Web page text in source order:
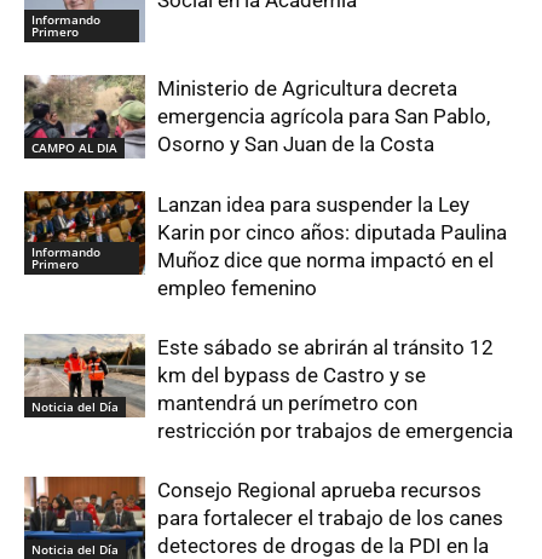
Informando
Primero
CAMPO AL DIA
Ministerio de Agricultura decreta
emergencia agrícola para San Pablo,
Osorno y San Juan de la Costa
Informando
Primero
Lanzan idea para suspender la Ley
Karin por cinco años: diputada Paulina
Muñoz dice que norma impactó en el
empleo femenino
Noticia del Día
Este sábado se abrirán al tránsito 12
km del bypass de Castro y se
mantendrá un perímetro con
restricción por trabajos de emergencia
Noticia del Día
Consejo Regional aprueba recursos
para fortalecer el trabajo de los canes
detectores de drogas de la PDI en la